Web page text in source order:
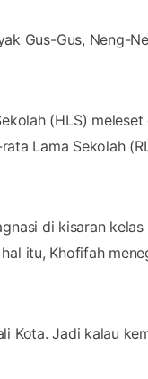
Gus-Gus, Neng-
(HLS)
Lama Sekolah
di kisaran kelas
itu, Khofifah
Kota. Jadi kalau